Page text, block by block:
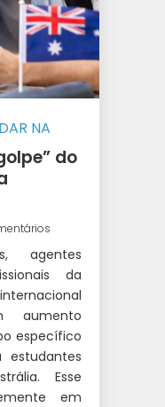
NA
E
|
do
agentes
da
aumento
específico
Esse
em